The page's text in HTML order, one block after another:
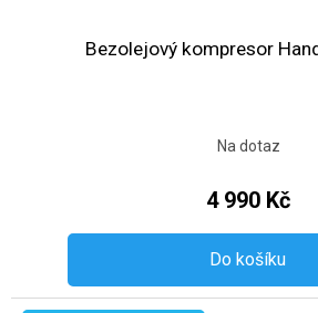
Bezolejový kompresor
Na dotaz
4 990 Kč
Do košíku